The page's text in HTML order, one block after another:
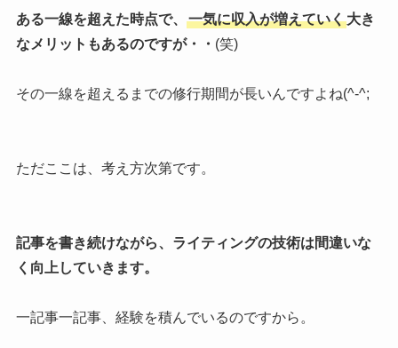
ある一線を超えた時点で、 一気に収入が増えていく大き
なメリットもあるのですが・・ (笑)
その一線を超えるまでの修行期間が長いんですよね(^-^;
ただここは、考え方次第です。
記事を書き続けながら、ライティングの技術は間違いな
く向上していきます。
一記事一記事、経験を積んでいるのですから。